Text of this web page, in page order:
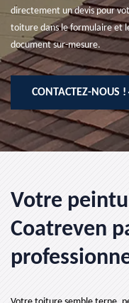
directement un devis pour
toiture dans le formulaire et
document sur-mesure.
CONTACTEZ-NOUS !
Votre
Coatreven